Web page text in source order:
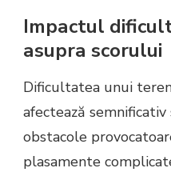
Impactul
asupra scorului
Dificultatea unui
afectează
obstacole
plasamente